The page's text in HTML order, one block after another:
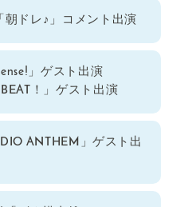
朝ドレ♪」コメント出演
」ゲスト出演
！」ゲスト出演
ANTHEM」ゲスト出